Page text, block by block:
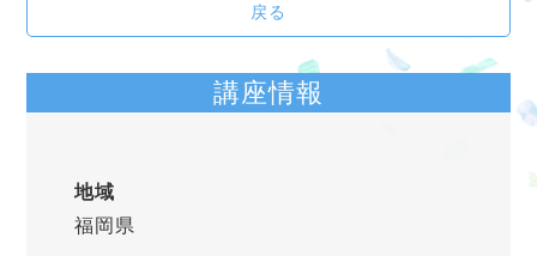
戻る
講座情報
地域
福岡県